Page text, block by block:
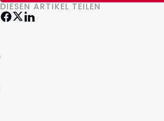
DIESEN ARTIKEL TEILEN